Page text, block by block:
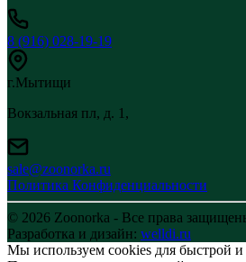
8 (916) 028-19-19
г.Мытищи
Вокзальная пл, д. 1,
sale@zoonorka.ru
Политика Конфиденциальности
© 2026 Zoonorka - Все права
Разработка и дизайн: welldi.ru
Мы используем cookies для быстрой и